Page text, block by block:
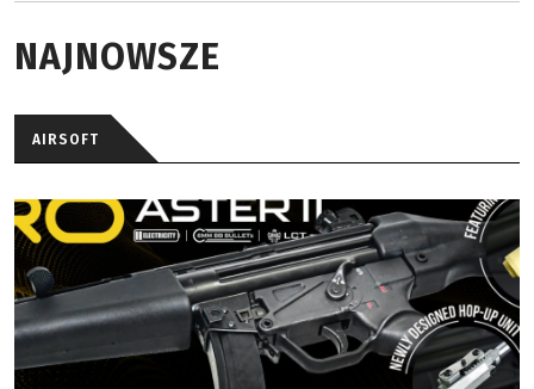
NAJNOWSZE
AIRSOFT